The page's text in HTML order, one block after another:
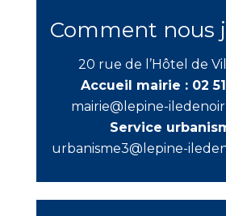
Comment nous
20 rue de l’Hôtel de
Accueil mairie : 02
mairie@lepine-
Service
urbanisme3@lepine-